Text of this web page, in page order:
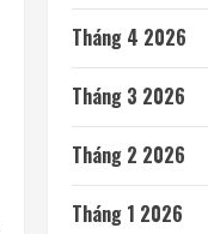
Tháng 4 2026
Tháng 3 2026
Tháng 2 2026
Tháng 1 2026